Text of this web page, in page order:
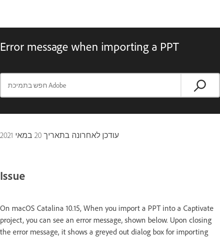
Error message when importing a PPT
עודכן לאחרונה בתאריך 20 במאי 2021
Issue
On macOS Catalina 10.15, When you import a PPT into a Captivate
project, you can see an error message, shown below. Upon closing
the error message, it shows a greyed out dialog box for importing